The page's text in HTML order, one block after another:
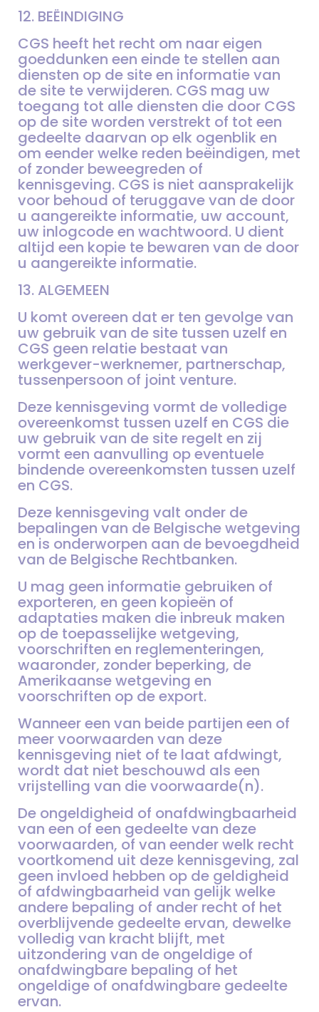
12. BEËINDIGING
CGS heeft het recht om naar eigen
goeddunken een einde te stellen aan
diensten op de site en informatie van
de site te verwijderen. CGS mag uw
toegang tot alle diensten die door CGS
op de site worden verstrekt of tot een
gedeelte daarvan op elk ogenblik en
om eender welke reden beëindigen, met
of zonder beweegreden of
kennisgeving. CGS is niet aansprakelijk
voor behoud of teruggave van de door
u aangereikte informatie, uw account,
uw inlogcode en wachtwoord. U dient
altijd een kopie te bewaren van de door
u aangereikte informatie.
13. ALGEMEEN
U komt overeen dat er ten gevolge van
uw gebruik van de site tussen uzelf en
CGS geen relatie bestaat van
werkgever-werknemer, partnerschap,
tussenpersoon of joint venture.
Deze kennisgeving vormt de volledige
overeenkomst tussen uzelf en CGS die
uw gebruik van de site regelt en zij
vormt een aanvulling op eventuele
bindende overeenkomsten tussen uzelf
en CGS.
Deze kennisgeving valt onder de
bepalingen van de Belgische wetgeving
en is onderworpen aan de bevoegdheid
van de Belgische Rechtbanken.
U mag geen informatie gebruiken of
exporteren, en geen kopieën of
adaptaties maken die inbreuk maken
op de toepasselijke wetgeving,
voorschriften en reglementeringen,
waaronder, zonder beperking, de
Amerikaanse wetgeving en
voorschriften op de export.
Wanneer een van beide partijen een of
meer voorwaarden van deze
kennisgeving niet of te laat afdwingt,
wordt dat niet beschouwd als een
vrijstelling van die voorwaarde(n).
De ongeldigheid of onafdwingbaarheid
van een of een gedeelte van deze
voorwaarden, of van eender welk recht
voortkomend uit deze kennisgeving, zal
geen invloed hebben op de geldigheid
of afdwingbaarheid van gelijk welke
andere bepaling of ander recht of het
overblijvende gedeelte ervan, dewelke
volledig van kracht blijft, met
uitzondering van de ongeldige of
onafdwingbare bepaling of het
ongeldige of onafdwingbare gedeelte
ervan.